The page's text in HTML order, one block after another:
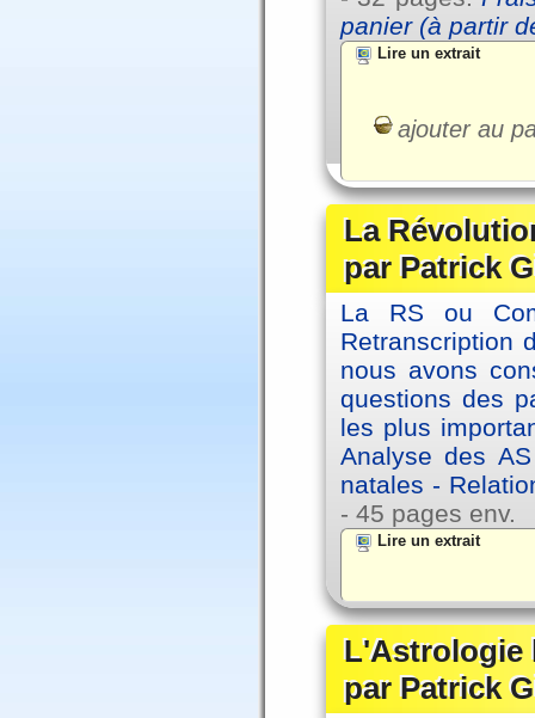
panier (à partir
Lire un extrait
ajouter au
La
par Patrick
La RS ou
Retranscription
nous avons
questions des
les plus
Analyse des
natales -
- 45 pages env.
Lire un extrait
L'Astrologie
par Patrick